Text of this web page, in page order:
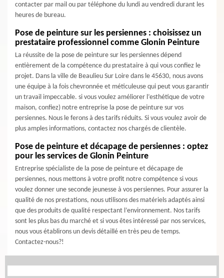
contacter par mail ou par téléphone du lundi au vendredi durant les
heures de bureau.
Pose de peinture sur les persiennes : choisissez un
prestataire professionnel comme Glonin Peinture
La réussite de la pose de peinture sur les persiennes dépend
entièrement de la compétence du prestataire à qui vous confiez le
projet. Dans la ville de Beaulieu Sur Loire dans le 45630, nous avons
une équipe à la fois chevronnée et méticuleuse qui peut vous garantir
un travail impeccable. si vous voulez améliorer l’esthétique de votre
maison, confiez) notre entreprise la pose de peinture sur vos
persiennes. Nous le ferons à des tarifs réduits. Si vous voulez avoir de
plus amples informations, contactez nos chargés de clientèle.
Pose de peinture et décapage de persiennes : optez
pour les services de Glonin Peinture
Entreprise spécialiste de la pose de peinture et décapage de
persiennes, nous mettons à votre profit notre compétence si vous
voulez donner une seconde jeunesse à vos persiennes. Pour assurer la
qualité de nos prestations, nous utilisons des matériels adaptés ainsi
que des produits de qualité respectant l’environnement. Nos tarifs
sont les plus bas du marché et si vous êtes intéressé par nos services,
nous vous établirons un devis détaillé en très peu de temps.
Contactez-nous?!